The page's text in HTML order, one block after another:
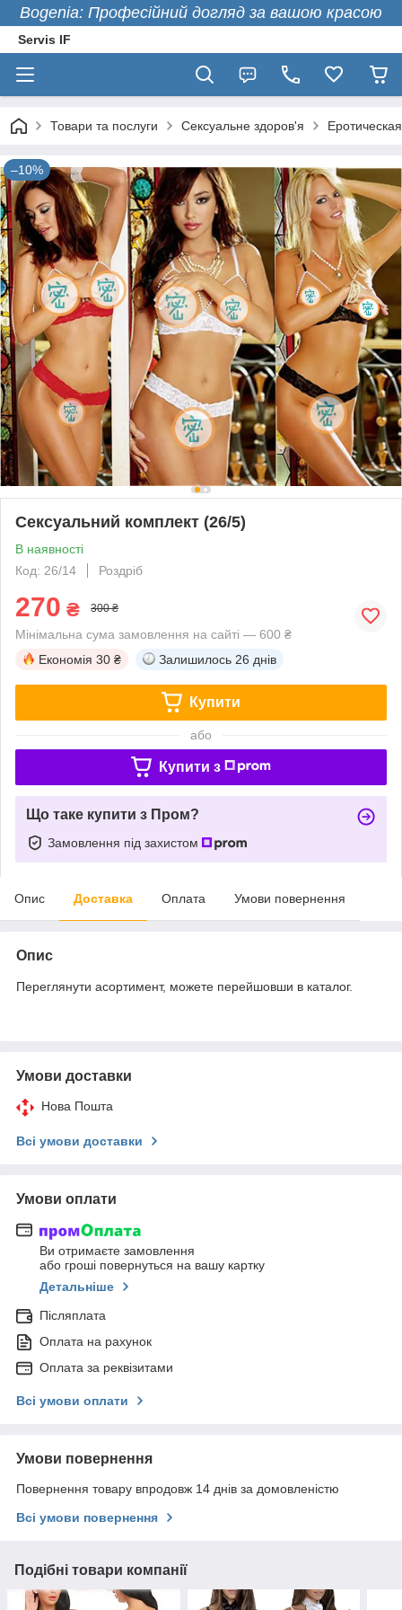
Bogenia: Професійний догляд за вашою красою
Servis IF
Товари та послуги Сексуальне здоров'я
–10%
Сексуальний комплект (26/5)
В наявності
Код: 26/14
Роздріб
270 ₴ 300 ₴
Мінімальна сума замовлення на сайті — 600 ₴
Економія 30 ₴ Залишилось 26 днів
Купити
або
Купити з
Що таке купити з Пром?
Замовлення під захистом
Опис Доставка Оплата Умови повернення
Опис
Переглянути асортимент, можете перейшовши в каталог.
Умови доставки
Нова Пошта
Всі умови доставки
Умови оплати
Ви отримаєте замовлення
або гроші повернуться на вашу картку
Детальніше
Післяплата
Оплата на рахунок
Оплата за реквізитами
Всі умови оплати
Умови повернення
Повернення товару впродовж 14 днів за домовленістю
Всі умови повернення
Подібні товари компанії